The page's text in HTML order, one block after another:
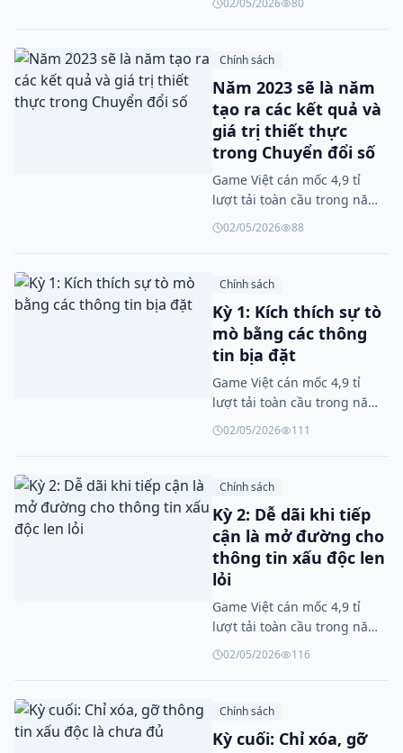
02/05/2026 80
Chính sách
Năm 2023 sẽ là năm
tạo ra các kết quả và
giá trị thiết thực
trong Chuyển đổi số
Game Việt cán mốc 4,9 tỉ
lượt tải toàn cầu trong năm
2025
02/05/2026 88
Chính sách
Kỳ 1: Kích thích sự tò
mò bằng các thông
tin bịa đặt
Game Việt cán mốc 4,9 tỉ
lượt tải toàn cầu trong năm
2025
02/05/2026 111
Chính sách
Kỳ 2: Dễ dãi khi tiếp
cận là mở đường cho
thông tin xấu độc len
lỏi
Game Việt cán mốc 4,9 tỉ
lượt tải toàn cầu trong năm
2025
02/05/2026 116
Chính sách
Kỳ cuối: Chỉ xóa, gỡ